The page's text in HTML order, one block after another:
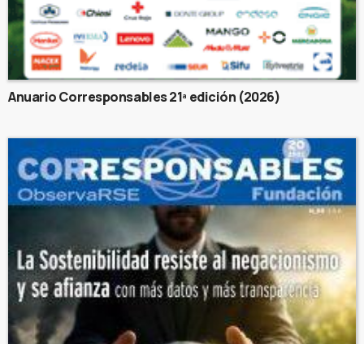
Anuario Corresponsables 21ª edición (2026)